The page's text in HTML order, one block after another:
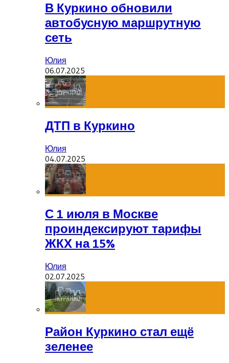
В Куркино обновили
автобусную маршрутную
сеть
Юлия
06.07.2025
ДТП в Куркино
Юлия
04.07.2025
С 1 июля в Москве
проиндексируют тарифы
ЖКХ на 15%
Юлия
02.07.2025
Район Куркино стал ещё
зеленее